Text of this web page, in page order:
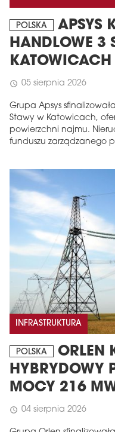
POLSKA
APSYS
HANDLOWE 3
KATOWICACH
schedule 05 sierpnia 2026
Grupa Apsys
Stawy w Katowicach,
powierzchni najmu.
funduszu zarządzanego
INFRASTRUKTURA
POLSKA
ORLEN
HYBRYDOWY
MOCY 216
schedule 04 sierpnia 2026